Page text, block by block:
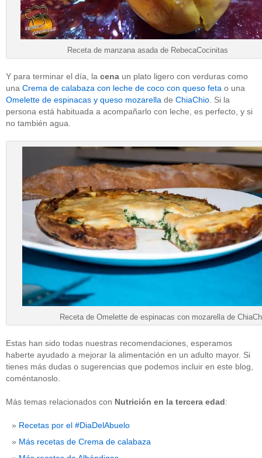
Receta de manzana asada de RebecaCocinitas
Y para terminar el día, la cena un plato ligero con verduras como
una Crema de calabaza con leche de coco con queso feta o una
Omelette de espinacas y queso mozarella de ChiaChio . Si la
persona está habituada a acompañarlo con leche, es perfecto, y si
no también agua.
Receta de Omelette de espinacas con mozarella de
Estas han sido todas nuestras recomendaciones, esperamos
haberte ayudado a mejorar la alimentación en un adulto mayor. Si
tienes más dudas o sugerencias que podemos incluir en este blog,
coméntanoslo.
Más temas relacionados con Nutrición en la tercera edad:
Recetas por el #DiaDelAbuelo
Más recetas de Crema de calabaza